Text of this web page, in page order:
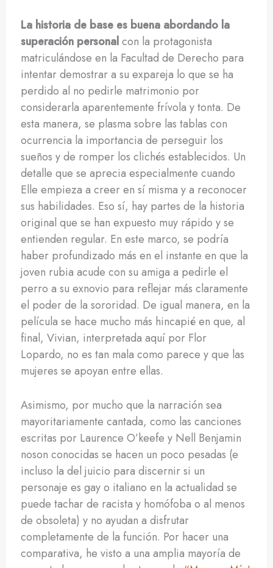
La historia de base es buena abordando la
superación personalcon la protagonista
matriculándose en la Facultad de Derecho para
intentar demostrar a su expareja lo que se ha
perdido al no pedirle matrimonio por
considerarla aparentemente frívola y tonta. De
esta manera, se plasma sobre las tablas con
ocurrencia la importancia de perseguir los
sueños y de romper los clichés establecidos. Un
detalle que se aprecia especialmente cuando
Elle empieza a creer en sí misma y a reconocer
sus habilidades. Eso sí, hay partes de la historia
original que se han expuesto muy rápido y se
entienden regular. En este marco, se podría
haber profundizado más en el instante en que la
joven rubia acude con su amiga a pedirle el
perro a su exnovio para reflejar más claramente
el poder de la sororidad. De igual manera, en la
película se hace mucho más hincapié en que, al
final, Vivian, interpretada aquí por Flor
Lopardo, no es tan mala como parece y que las
mujeres se apoyan entre ellas.
Asimismo, por mucho que la narración sea
mayoritariamente cantada, como las canciones
escritas por Laurence O’keefe y Nell Benjamin
noson conocidas se hacen un poco pesadas (e
incluso la del juicio para discernir si un
personaje es gay o italiano en la actualidad se
puede tachar de racista y homófoba o al menos
de obsoleta) y no ayudan a disfrutar
completamente de la función. Por hacer una
comparativa, he visto a una amplia mayoría de